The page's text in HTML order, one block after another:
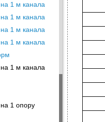
1 м канала
1 м канала
1 м канала
1 м канала
1 м канала
1 опору